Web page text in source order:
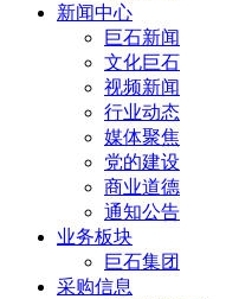
新闻中心
巨石新闻
文化巨石
视频新闻
行业动态
媒体聚焦
党的建设
商业道德
通知公告
业务板块
巨石集团
采购信息